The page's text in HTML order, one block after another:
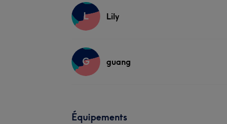
L Lily
G guang
Équipements